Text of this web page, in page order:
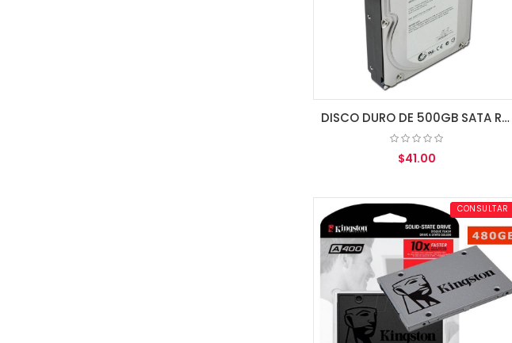
DISCO DURO DE 500GB SATA REFURBISH 3.5"
$41.00
AGREGAR AL CARRITOCONSULTAR